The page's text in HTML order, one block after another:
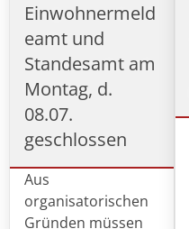
Einwohnermeld
eamt und
Standesamt am
Montag, d.
08.07.
geschlossen
Aus
organisatorischen
Gründen müssen